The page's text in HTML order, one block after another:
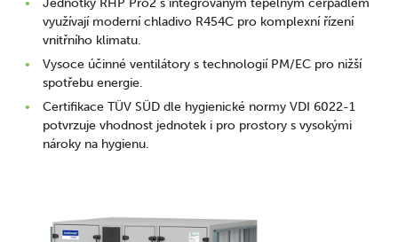
Jednotky RHP Pro2 s integrovaným tepelným čerpadlem
využívají moderní chladivo R454C pro komplexní řízení
vnitřního klimatu.
Vysoce účinné ventilátory s technologií PM/EC pro nižší
spotřebu energie.
Certifikace TÜV SÜD dle hygienické normy VDI 6022-1
potvrzuje vhodnost jednotek i pro prostory s vysokými
nároky na hygienu.